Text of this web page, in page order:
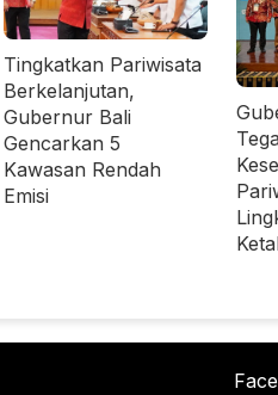
Tingkatkan Pariwisata
Berkelanjutan,
Gubernur Bali
Gencarkan 5
Kawasan Rendah
Emisi